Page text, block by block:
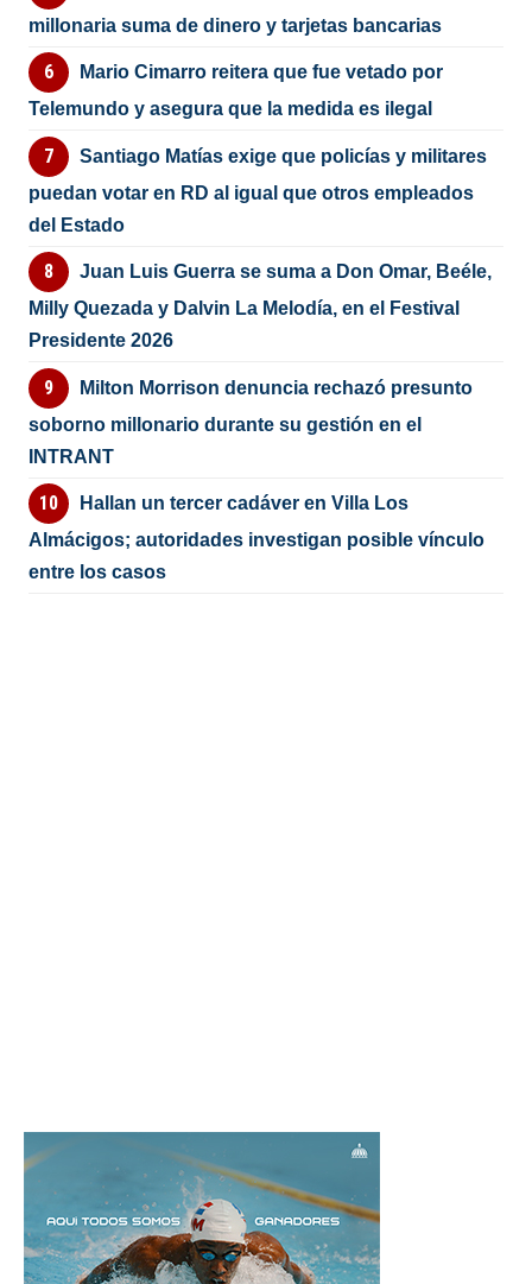
millonaria suma de dinero y tarjetas bancarias
Mario Cimarro reitera que fue vetado por
Telemundo y asegura que la medida es ilegal
Santiago Matías exige que policías y militares
puedan votar en RD al igual que otros empleados
del Estado
Juan Luis Guerra se suma a Don Omar, Beéle,
Milly Quezada y Dalvin La Melodía, en el Festival
Presidente 2026
Milton Morrison denuncia rechazó presunto
soborno millonario durante su gestión en el
INTRANT
Hallan un tercer cadáver en Villa Los
Almácigos; autoridades investigan posible vínculo
entre los casos